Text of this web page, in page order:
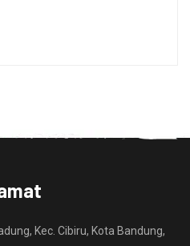
Kec. Cibiru, Kota Bandung,